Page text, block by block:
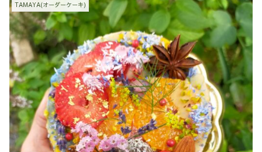
TAMAYA(オーダーケーキ)